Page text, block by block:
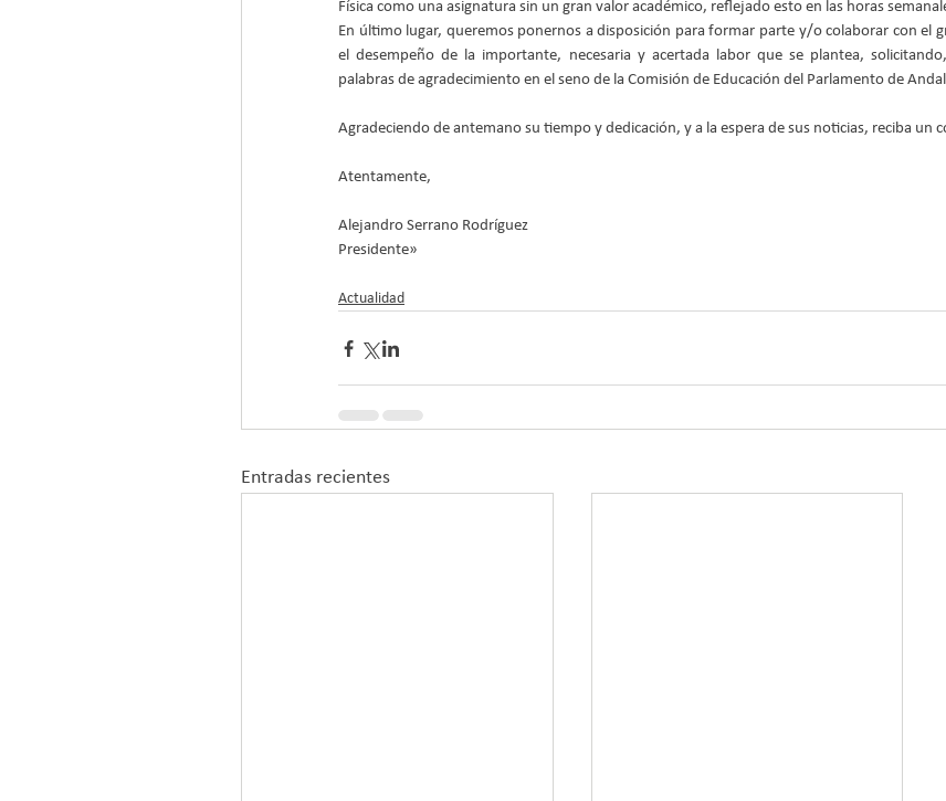
Física como una asignatura sin un gran valor académico, reflejado esto en las horas
En último lugar, queremos ponernos a disposición para formar parte y/o colaborar con el
el desempeño de la importante, necesaria y acertada labor que se plantea,
palabras de agradecimiento en el seno de la Comisión de Educación del Parlamento de
Agradeciendo de antemano su tiempo y dedicación, y a la espera de sus noticias, reciba un
Atentamente,
Alejandro Serrano Rodríguez
Presidente»
Actualidad
Entradas recientes